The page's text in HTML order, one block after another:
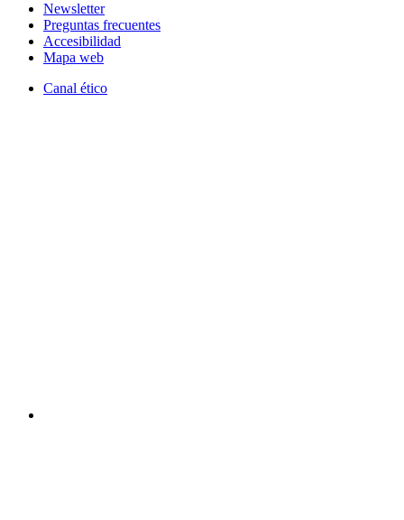
Newsletter
Preguntas frecuentes
Accesibilidad
Mapa web
Canal ético